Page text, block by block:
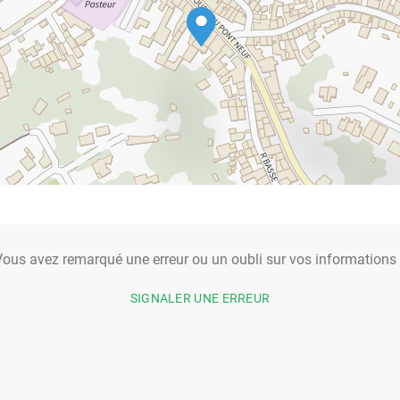
avez remarqué une erreur ou un oubli sur vos informations
SIGNALER UNE ERREUR